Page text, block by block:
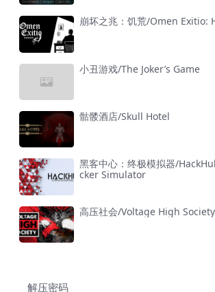
崩坏之兆：饥荒/Omen Exitio:
小丑游戏/The Joker’s Game
骷髅酒店/Skull Hotel
黑客中心：终极模拟器/
cker Simulator
高压社会/Voltage High Society
解压密码